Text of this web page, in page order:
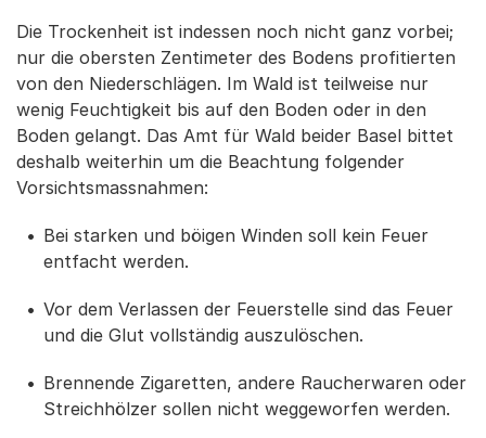
Die Trockenheit ist indessen noch nicht ganz vorbei;
nur die obersten Zentimeter des Bodens profitierten
von den Niederschlägen. Im Wald ist teilweise nur
wenig Feuchtigkeit bis auf den Boden oder in den
Boden gelangt. Das Amt für Wald beider Basel bittet
deshalb weiterhin um die Beachtung folgender
Vorsichtsmassnahmen:
Bei starken und böigen Winden soll kein Feuer
entfacht werden.
Vor dem Verlassen der Feuerstelle sind das Feuer
und die Glut vollständig auszulöschen.
Brennende Zigaretten, andere Raucherwaren oder
Streichhölzer sollen nicht weggeworfen werden.